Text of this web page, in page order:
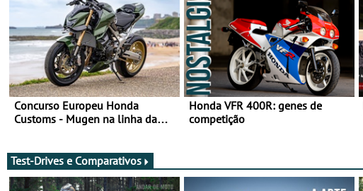
Concurso Europeu Honda
Customs - Mugen na linha da
Honda VFR 400R: genes de
competição
Test-Drives e Comparativos